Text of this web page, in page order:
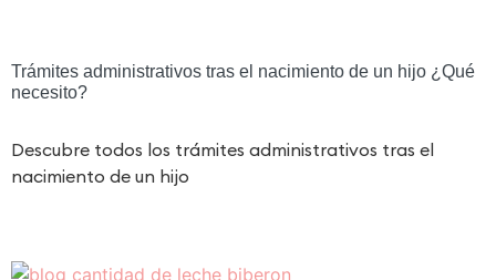
Trámites administrativos tras el nacimiento de un hijo ¿Qué
necesito?
Descubre todos los trámites administrativos tras el
nacimiento de un hijo